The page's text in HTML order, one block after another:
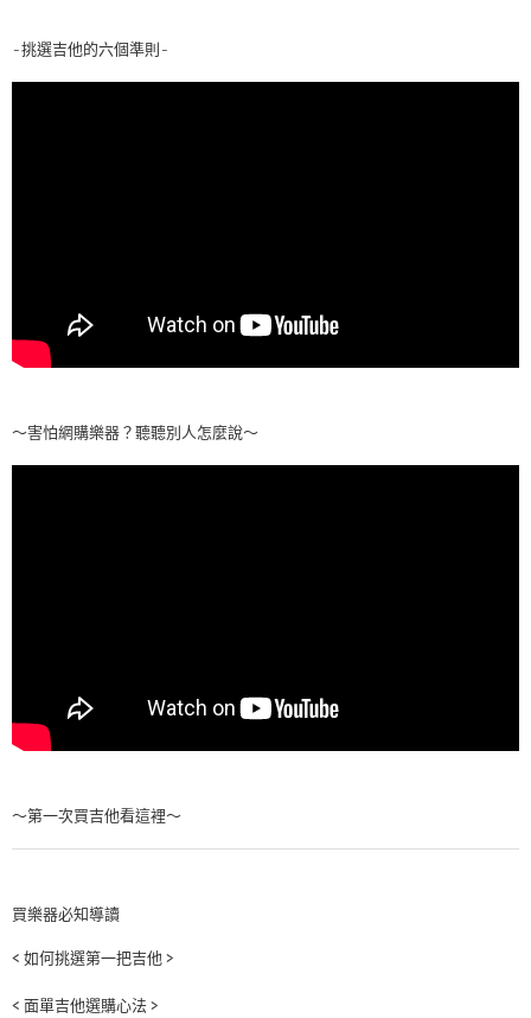
-挑選吉他的六個準則-
～害怕網購樂器？聽聽別人怎麼說～
～第一次買吉他看這裡～
買樂器必知導讀
< 如何挑選第一把吉他 >
< 面單吉他選購心法 >